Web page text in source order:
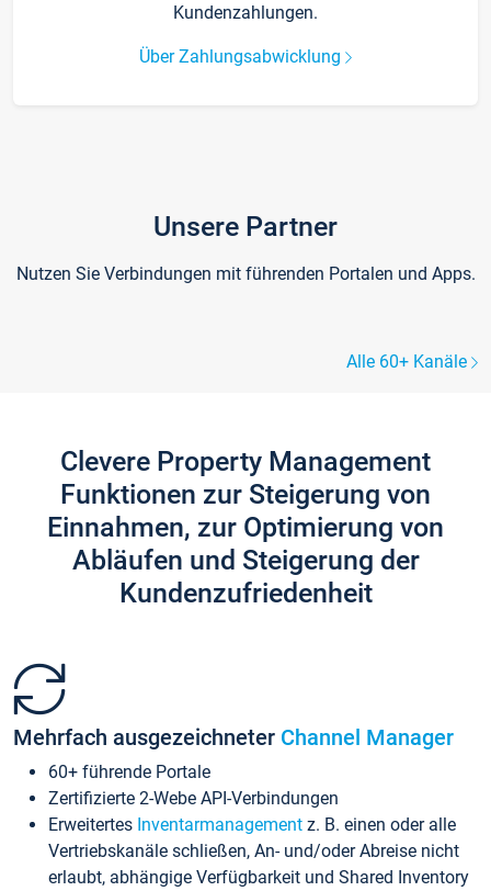
Kundenzahlungen.
Über Zahlungsabwicklung
Unsere Partner
Nutzen Sie Verbindungen mit führenden Portalen und Apps.
Alle 60+ Kanäle
Clevere Property Management
Funktionen zur Steigerung von
Einnahmen, zur Optimierung von
Abläufen und Steigerung der
Kundenzufriedenheit
Mehrfach ausgezeichneter Channel Manager
60+ führende Portale
Zertifizierte 2-Webe API-Verbindungen
Erweitertes Inventarmanagement z. B. einen oder alle
Vertriebskanäle schließen, An- und/oder Abreise nicht
erlaubt, abhängige Verfügbarkeit und Shared Inventory